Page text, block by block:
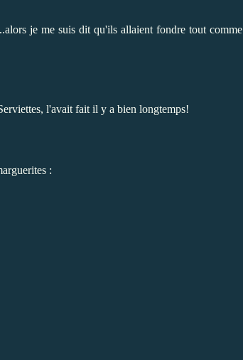
je me suis dit qu'ils allaient fondre tout comme
, l'avait fait il y a bien longtemps!
: